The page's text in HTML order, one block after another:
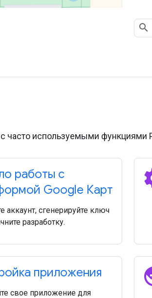
часто используемыми функциями
работы с
Google Карт
аккаунт, сгенерируйте ключ
разработку.
приложения
свое приложение для